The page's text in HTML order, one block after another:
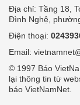
Địa chỉ: Tầng 18,
Đình Nghệ,
Điện thoại:
Email:
© 1997 Báo
lại thông tin từ
báo VietNamNet.